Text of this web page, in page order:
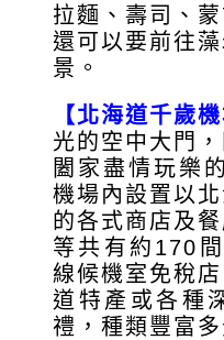
拉麵、壽司、
還可以要前往
景。
【北海道千歲機
光的空中大門
闔家盡情玩樂
機場內設置以
的各式商店及
等共有約170
線候機室免稅
道特產或各種
禮，種類豐富多